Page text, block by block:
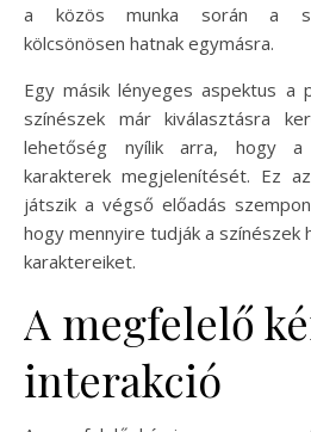
a közös munka során a
kölcsönösen hatnak egymásra.
Egy másik lényeges aspektus a
színészek már kiválasztásra
lehetőség nyílik arra, hogy
karakterek megjelenítését. Ez
játszik a végső előadás
hogy mennyire tudják a színészek
karaktereiket.
A megfelelő
interakció